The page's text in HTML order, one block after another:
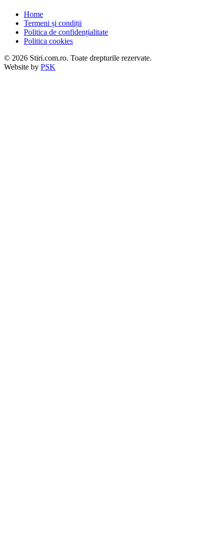
Home
Termeni și condiții
Politica de confidențialitate
Politica cookies
© 2026 Stiri.com.ro. Toate drepturile rezervate.
Website by PSK